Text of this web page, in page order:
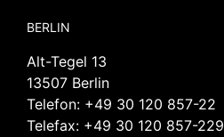
BERLIN
Alt-Tegel 13
13507 Berlin
Telefon: +49 30 120 857-22
Telefax: +49 30 120 857-229